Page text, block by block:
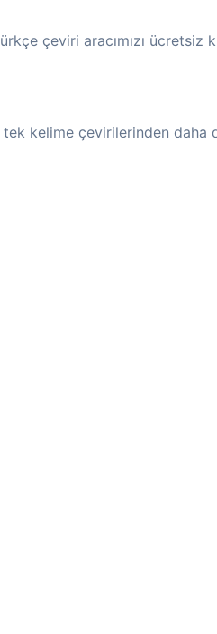
çeviri aracımızı ücretsiz
kelime çevirilerinden daha